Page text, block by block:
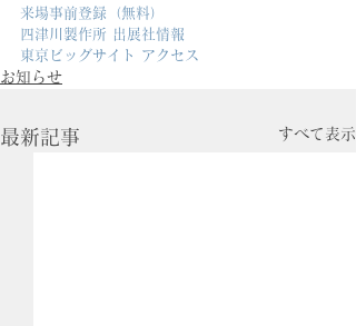
来場事前登録（無料）
四津川製作所 出展社情報
東京ビッグサイト アクセス
お知らせ
最新記事 すべて表示